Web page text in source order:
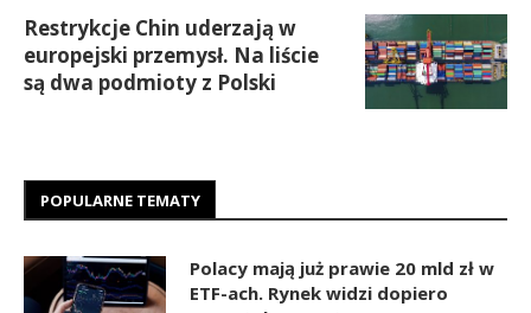
Restrykcje Chin uderzają w
europejski przemysł. Na liście
są dwa podmioty z Polski
POPULARNE TEMATY
Polacy mają już prawie 20 mld zł w
ETF-ach. Rynek widzi dopiero